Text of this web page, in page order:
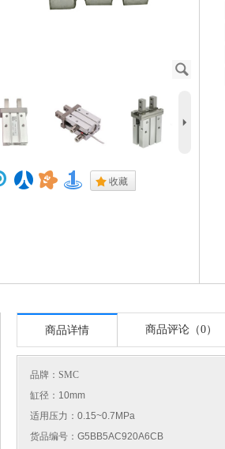
J
5
. 收藏
商品详情 商品评论（0）
品牌： SMC
缸径：10mm
适用压力：0.15~0.7MPa
货品编号：G5BB5AC920A6CB